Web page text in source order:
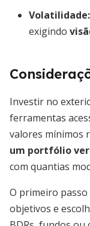
Volatilidade:
exigindo
Investir no
ferramentas
valores mínimos
um portfólio
com quantias
O primeiro
objetivos e